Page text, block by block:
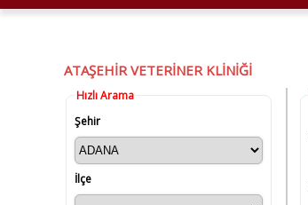
ATAŞEHİR VETERİNER KLİNİĞİ
Hızlı Arama
Şehir
İlçe